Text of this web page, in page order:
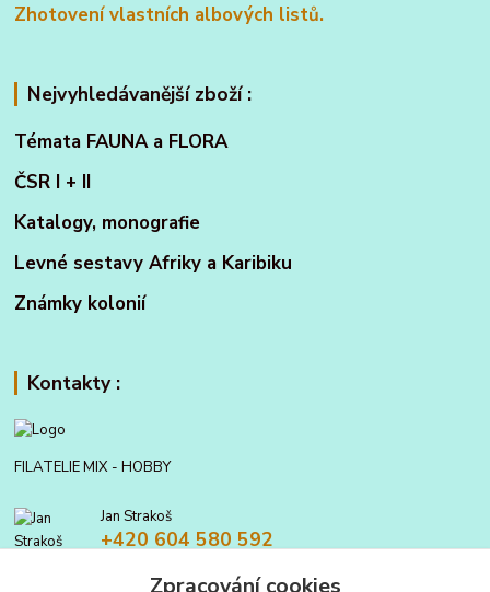
Zhotovení vlastních albových listů.
Nejvyhledávanější zboží :
Témata FAUNA a FLORA
ČSR I + II
Katalogy, monografie
Levné sestavy Afriky a Karibiku
Známky kolonií
Kontakty :
FILATELIE MIX - HOBBY
Jan Strakoš
+420 604 580 592
filatelie.mix@seznam.czZpracování cookies